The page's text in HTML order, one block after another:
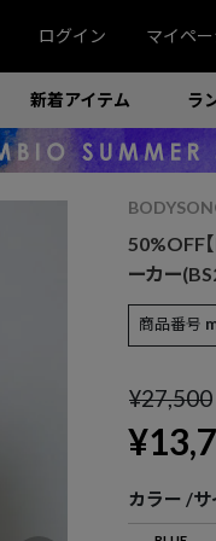
ログイン マイペ
新着アイテム ラ
50%OFF
ーカー
商品番号
¥27,500
¥
カラー サ